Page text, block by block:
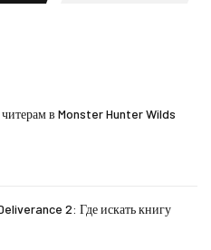
в Monster Hunter Wilds
2: Где искать книгу